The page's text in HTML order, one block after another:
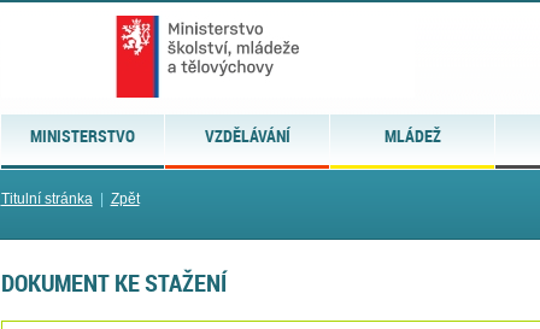
MINISTERSTVO VZDĚLÁVÁNÍ MLÁDEŽ
Titulní stránka| Zpět
DOKUMENT KE STAŽENÍ